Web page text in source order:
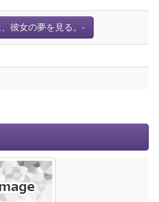
彼女の夢を見る。-